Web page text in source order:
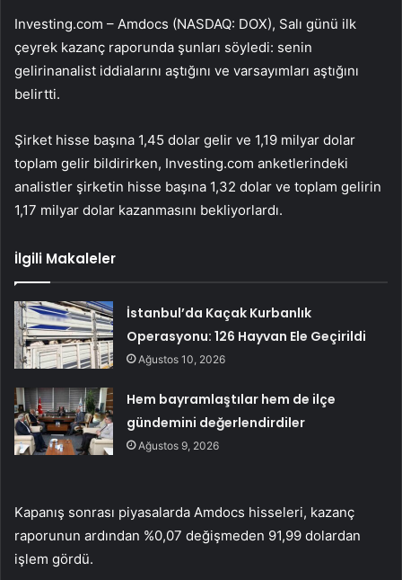
Investing.com – Amdocs (NASDAQ: DOX), Salı günü ilk
çeyrek kazanç raporunda şunları söyledi: senin
gelirinanalist iddialarını aştığını ve varsayımları aştığını
belirtti.
Şirket hisse başına 1,45 dolar gelir ve 1,19 milyar dolar
toplam gelir bildirirken, Investing.com anketlerindeki
analistler şirketin hisse başına 1,32 dolar ve toplam gelirin
1,17 milyar dolar kazanmasını bekliyorlardı.
İlgili Makaleler
İstanbul’da Kaçak Kurbanlık
Operasyonu: 126 Hayvan Ele Geçirildi
Ağustos 10, 2026
Hem bayramlaştılar hem de ilçe
gündemini değerlendirdiler
Ağustos 9, 2026
Kapanış sonrası piyasalarda Amdocs hisseleri, kazanç
raporunun ardından %0,07 değişmeden 91,99 dolardan
işlem gördü.